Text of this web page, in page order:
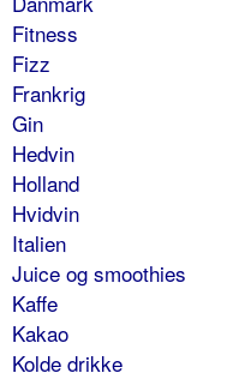
Fitness
Fizz
Frankrig
Gin
Hedvin
Holland
Hvidvin
Italien
Juice og smoothies
Kaffe
Kakao
Kolde drikke